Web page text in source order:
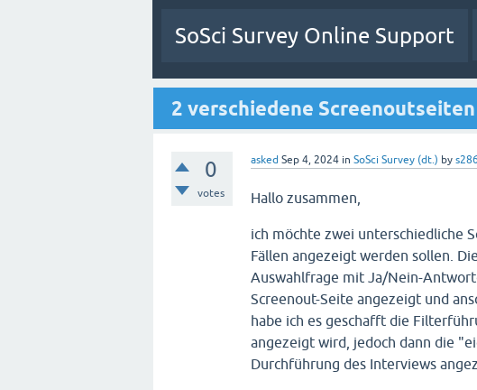
SoSci Survey Online Support
2 verschiedene
0
votes
asked Sep 4, 2024 in SoSci Survey (dt.) by
Hallo zusammen,
ich möchte zwei unterschiedliche
Fällen angezeigt werden sollen.
Auswahlfrage mit Ja/Nein-
Screenout-Seite angezeigt und
habe ich es geschafft die
angezeigt wird, jedoch dann die
Durchführung des Interviews